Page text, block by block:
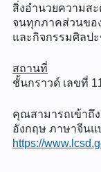
สิ่งอำนวยความส
จนทุกภาคส่วนขอ
และกิจกรรมศิลป
สถานที่
ชั้นกราวด์ เลขที่
คุณสามารถเข้าถึ
อังกฤษ ภาษาจีนแ
https://